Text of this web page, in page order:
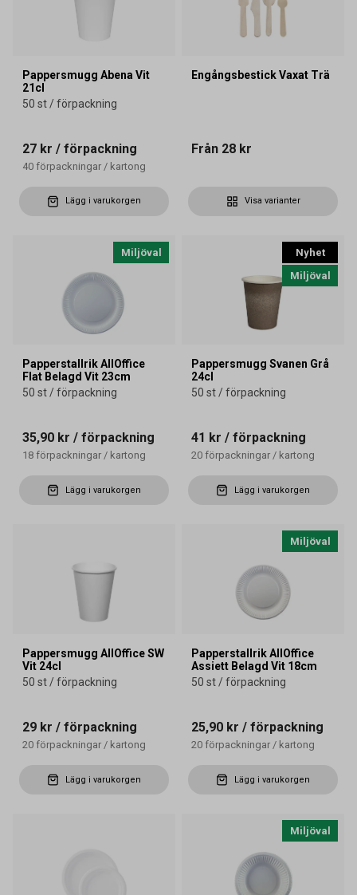
Pappersmugg Abena Vit
21cl
50 st / förpackning
27 kr / förpackning
40 förpackningar / kartong
Lägg i varukorgen
Engångsbestick Vaxat Trä
Från 28 kr
Visa varianter
Miljöval
Papperstallrik AllOffice
Flat Belagd Vit 23cm
50 st / förpackning
35,90 kr / förpackning
18 förpackningar / kartong
Lägg i varukorgen
Nyhet
Miljöval
Pappersmugg Svanen Grå
24cl
50 st / förpackning
41 kr / förpackning
20 förpackningar / kartong
Lägg i varukorgen
Pappersmugg AllOffice SW
Vit 24cl
50 st / förpackning
29 kr / förpackning
20 förpackningar / kartong
Lägg i varukorgen
Miljöval
Papperstallrik AllOffice
Assiett Belagd Vit 18cm
50 st / förpackning
25,90 kr / förpackning
20 förpackningar / kartong
Lägg i varukorgen
Miljöval